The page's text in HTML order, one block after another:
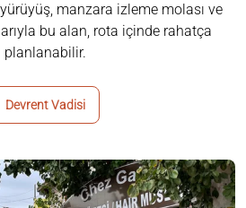
manzara izleme molası ve
bu alan, rota içinde rahatça
planlanabilir.
Devrent Vadisi